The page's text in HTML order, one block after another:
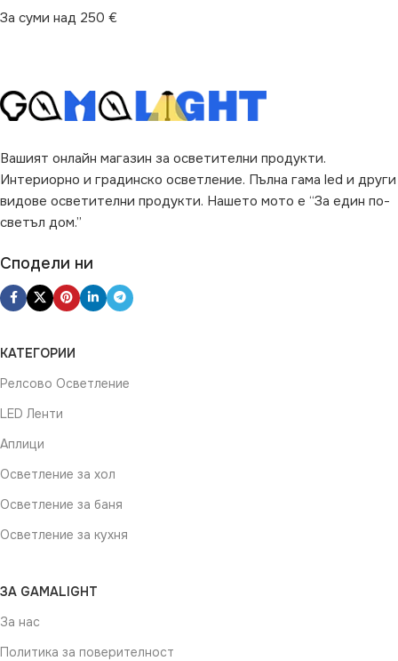
За суми над 250 €
Вашият онлайн магазин за осветителни продукти.
Интериорно и градинско осветление. Пълна гама led и други
видове осветителни продукти. Нашето мото е “За един по-
светъл дом.”
Сподели ни
КАТЕГОРИИ
Релсово Осветление
LED Ленти
Аплици
Осветление за хол
Осветление за баня
Осветление за кухня
ЗА GAMALIGHT
За нас
Политика за поверителност